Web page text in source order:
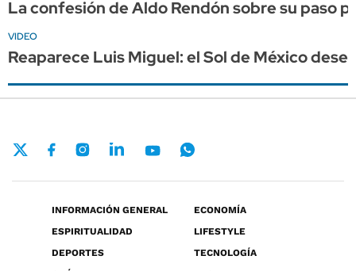
La confesión de Aldo Rendón sobre su paso
VIDEO
Reaparece Luis Miguel: el Sol de México
INFORMACIÓN GENERAL
ECONOMÍA
ESPIRITUALIDAD
LIFESTYLE
DEPORTES
TECNOLOGÍA